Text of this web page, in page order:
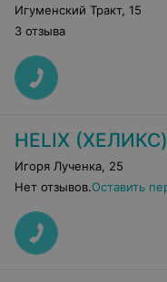
Игуменский Тракт, 15
3 отзыва
HELIX (ХЕЛИКС)
Игоря Лученка 25
Нет отзывов.Оставить